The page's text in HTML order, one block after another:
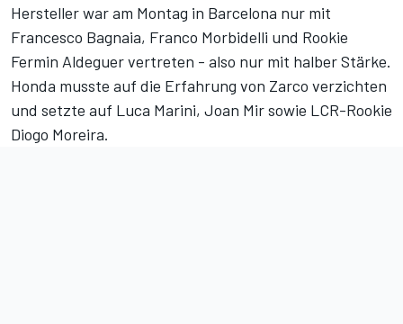
Hersteller war am Montag in Barcelona nur mit
Francesco Bagnaia, Franco Morbidelli und Rookie
Fermin Aldeguer vertreten - also nur mit halber Stärke.
Honda musste auf die Erfahrung von Zarco verzichten
und setzte auf Luca Marini, Joan Mir sowie LCR-Rookie
Diogo Moreira.